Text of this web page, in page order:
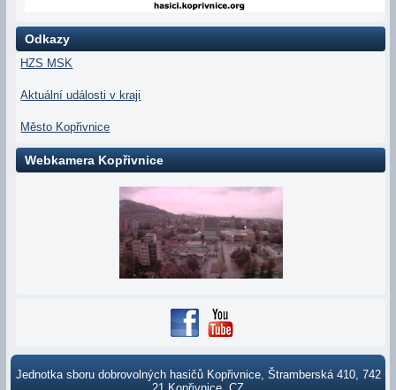
Odkazy
HZS MSK
Aktuální události v kraji
Město Kopřivnice
Webkamera Kopřivnice
Jednotka sboru dobrovolných hasičů Kopřivnice, Štramberská 410, 742